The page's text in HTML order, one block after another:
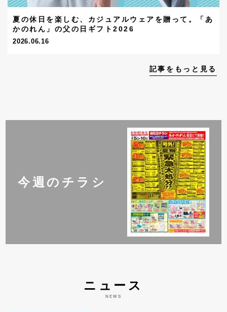
夏の休日を楽しむ、カジュアルウェアを贈って。「あ
かのれん」の父の日ギフト2026
2026.06.16
記事をもっと見る
今週のチラシ
ニュース
NEWS